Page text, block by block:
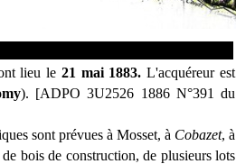
lieu le 21 mai 1883. L'acquéreur est
). [ADPO 3U2526 1886 N°391 du
sont prévues à Mosset, à Cobazet, à
bois de construction, de plusieurs lots